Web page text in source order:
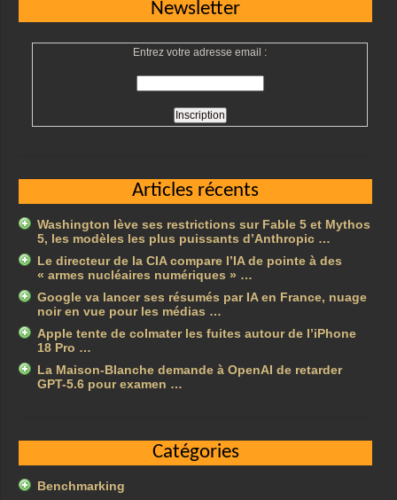
Newsletter
Entrez votre adresse email :
Articles récents
Washington lève ses restrictions sur Fable 5 et Mythos
5, les modèles les plus puissants d’Anthropic …
Le directeur de la CIA compare l’IA de pointe à des
« armes nucléaires numériques » …
Google va lancer ses résumés par IA en France, nuage
noir en vue pour les médias …
Apple tente de colmater les fuites autour de l’iPhone
18 Pro …
La Maison-Blanche demande à OpenAI de retarder
GPT-5.6 pour examen …
Catégories
Benchmarking